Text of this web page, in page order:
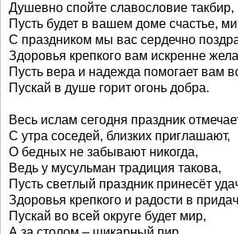
Душевно спойте славословие такбир,
Пусть будет в вашем доме счастье,
С праздником мы вас сердечно
Здоровья крепкого вам искренне
Пусть вера и надежда помогает вам
Пускай в душе горит огонь добра.
Весь ислам сегодня праздник
С утра соседей, близких приглашают,
О бедных не забывают никогда,
Ведь у мусульман традиция такова,
Пусть светлый праздник принесёт
Здоровья крепкого и радости в
Пускай во всей округе будет мир,